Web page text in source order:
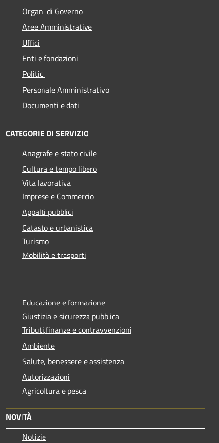
Organi di Governo
Aree Amministrative
Uffici
Enti e fondazioni
Politici
Personale Amministrativo
Documenti e dati
CATEGORIE DI SERVIZIO
Anagrafe e stato civile
Cultura e tempo libero
Vita lavorativa
Imprese e Commercio
Appalti pubblici
Catasto e urbanistica
Turismo
Mobilità e trasporti
Educazione e formazione
Giustizia e sicurezza pubblica
Tributi,finanze e contravvenzioni
Ambiente
Salute, benessere e assistenza
Autorizzazioni
Agricoltura e pesca
NOVITÀ
Notizie